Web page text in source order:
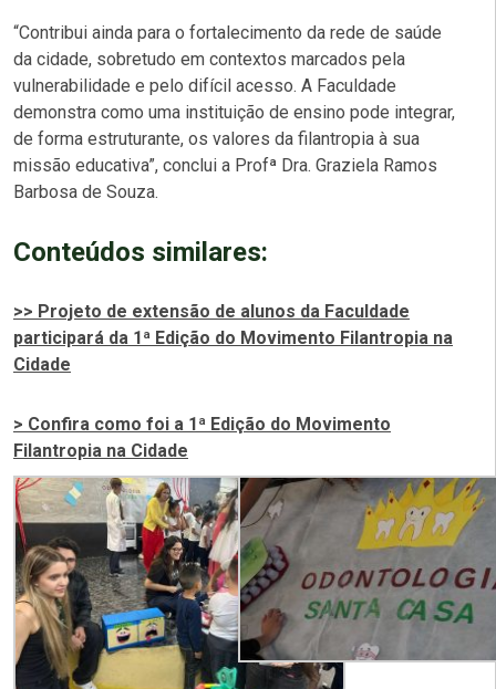
“Contribui ainda para o fortalecimento da rede de saúde
da cidade, sobretudo em contextos marcados pela
vulnerabilidade e pelo difícil acesso. A Faculdade
demonstra como uma instituição de ensino pode integrar,
de forma estruturante, os valores da filantropia à sua
missão educativa”, conclui a Profª Dra. Graziela Ramos
Barbosa de Souza.
Conteúdos similares:
>> Projeto de extensão de alunos da Faculdade
participará da 1ª Edição do Movimento Filantropia na
Cidade
> Confira como foi a 1ª Edição do Movimento
Filantropia na Cidade